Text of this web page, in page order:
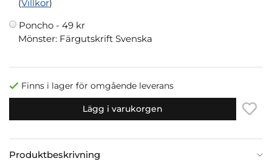
(Villkor)
Poncho - 49 kr
Mönster: Färgutskrift Svenska
Finns i lager för omgående leverans
Lägg i varukorgen
Produktbeskrivning